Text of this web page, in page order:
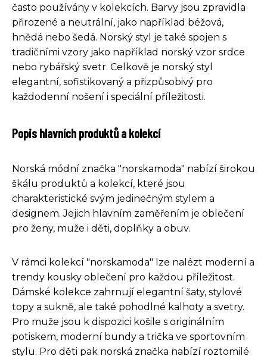
často používány v kolekcích. Barvy jsou zpravidla
přirozené a neutrální, jako například béžová,
hnědá nebo šedá. Norský styl je také spojen s
tradičními vzory jako například norský vzor srdce
nebo rybářský svetr. Celkově je norský styl
elegantní, sofistikovaný a přizpůsobivý pro
každodenní nošení i speciální příležitosti.
Popis hlavních produktů a kolekcí
Norská módní značka "norskamoda" nabízí širokou
škálu produktů a kolekcí, které jsou
charakteristické svým jedinečným stylem a
designem. Jejich hlavním zaměřením je oblečení
pro ženy, muže i děti, doplňky a obuv.
V rámci kolekcí "norskamoda" lze nalézt moderní a
trendy kousky oblečení pro každou příležitost.
Dámské kolekce zahrnují elegantní šaty, stylové
topy a sukně, ale také pohodlné kalhoty a svetry.
Pro muže jsou k dispozici košile s originálním
potiskem, moderní bundy a trička ve sportovním
stylu. Pro děti pak norská značka nabízí roztomilé